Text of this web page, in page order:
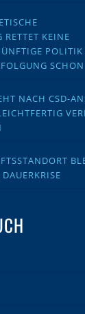
RETTET KEINE
SCHON
NACH CSD-